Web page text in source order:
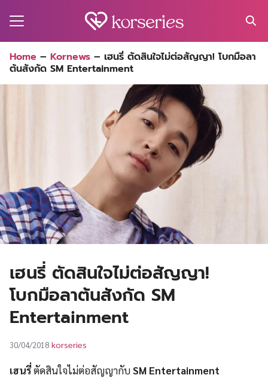
for:
Home – Kornews – เฮนรี่ ตัดสินใจไม่ต่อสัญญา! โบกมือลา
ต้นสังกัด SM Entertainment
เฮนรี่ ตัดสินใจไม่ต่อสัญญา!
โบกมือลาต้นสังกัด SM
Entertainment
30/04/2018 korseries
เฮนรี่ตัดสินใจไม่ต่อสัญญากับSM Entertainment